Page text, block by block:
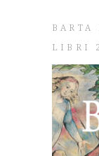
LIBRI